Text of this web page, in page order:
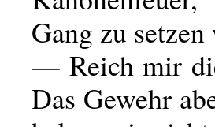
Gang zu
— Reich mir
Das Gewehr